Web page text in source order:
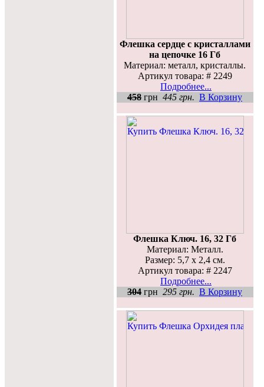
Флешка сердце с кристаллами
на цепочке 16 Гб
Материал: металл, кристаллы.
Артикул товара: # 2249
Подробнее...
458 грн 445 грн. В Корзину
Флешка Ключ. 16, 32 Гб
Материал: Металл.
Размер: 5,7 х 2,4 см.
Артикул товара: # 2247
Подробнее...
304 грн 295 грн. В Корзину